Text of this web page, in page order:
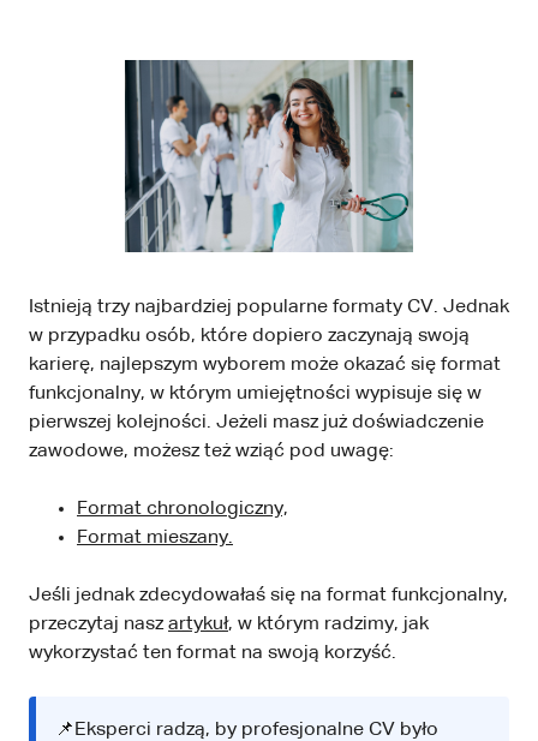
Istnieją trzy najbardziej popularne formaty CV. Jednak
w przypadku osób, które dopiero zaczynają swoją
karierę, najlepszym wyborem może okazać się format
funkcjonalny, w którym umiejętności wypisuje się w
pierwszej kolejności. Jeżeli masz już doświadczenie
zawodowe, możesz też wziąć pod uwagę:
Format chronologiczny,
Format mieszany.
Jeśli jednak zdecydowałaś się na format funkcjonalny,
przeczytaj naszartykuł, w którym radzimy, jak
wykorzystać ten format na swoją korzyść.
📌Eksperci radzą, by profesjonalne CV było